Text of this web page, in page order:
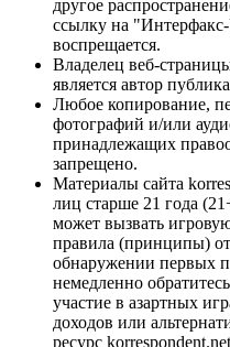
другое
ссылку на
воспрещается.
Владелец веб-
является автор
Любое копирование,
фотографий и/или
принадлежащих
запрещено.
Материалы сайта
лиц старше 21 года
может вызвать
правила (принципы)
обнаружении первых
немедленно
участие в азартных
доходов или
ресурс